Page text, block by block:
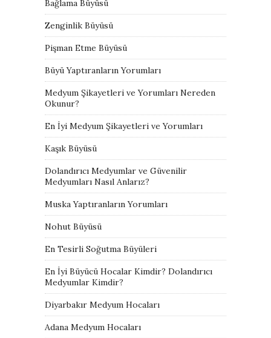
Bağlama Büyüsü
Zenginlik Büyüsü
Pişman Etme Büyüsü
Büyü Yaptıranların Yorumları
Medyum Şikayetleri ve Yorumları Nereden
Okunur?
En İyi Medyum Şikayetleri ve Yorumları
Kaşık Büyüsü
Dolandırıcı Medyumlar ve Güvenilir
Medyumları Nasıl Anlarız?
Muska Yaptıranların Yorumları
Nohut Büyüsü
En Tesirli Soğutma Büyüleri
En İyi Büyücü Hocalar Kimdir? Dolandırıcı
Medyumlar Kimdir?
Diyarbakır Medyum Hocaları
Adana Medyum Hocaları